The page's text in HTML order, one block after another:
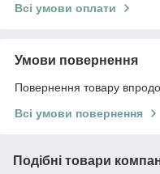
Всі умови оплати
Умови повернення
Повернення товару
Всі умови повернення
Подібні товари